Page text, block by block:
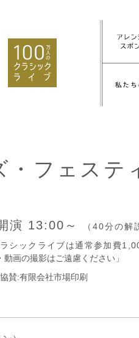
・フェステ
演 13:00～
（40分の解
シックライブは通常参加費
画の撮影はご遠慮ください」
ョン 協賛:有限会社市場印